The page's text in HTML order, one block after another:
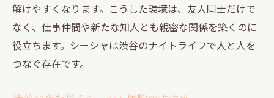
解けやすくなります。こうした環境は、友人同士だけで
なく、仕事仲間や新たな知人とも親密な関係を築くのに
役立ちます。シーシャは渋谷のナイトライフで人と人を
つなぐ存在です。